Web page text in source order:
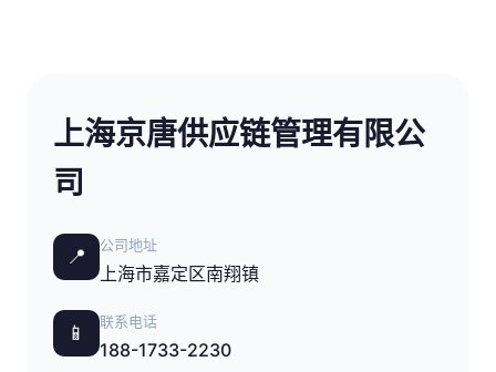
上海京唐供应链管理有限公
司
📍 公司地址
上海市嘉定区南翔镇
📱 联系电话
188-1733-2230